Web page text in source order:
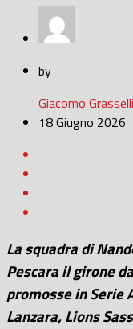
by
Giacomo Grasselli
18 Giugno 2026
La squadra di
Pescara il girone
promosse in Serie
Lanzara, Lions